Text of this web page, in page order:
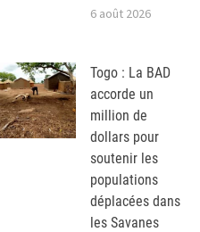
6 août 2026
Togo : La BAD
accorde un
million de
dollars pour
soutenir les
populations
déplacées dans
les Savanes